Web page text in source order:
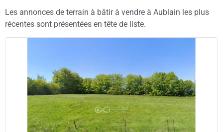
Les annonces de terrain à bâtir à vendre à Aublain les plus
récentes sont présentées en tête de liste.